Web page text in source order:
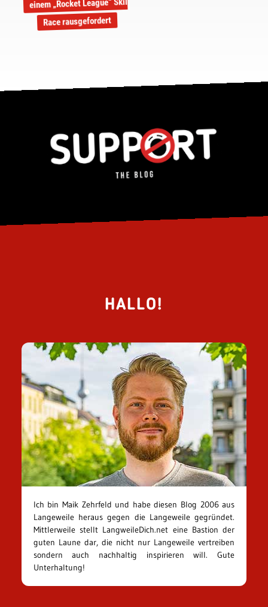
einem „Rocket League“ Skill
Race rausgefordert
HALLO!
Ich bin Maik Zehrfeld und habe diesen Blog 2006 aus
Langeweile heraus gegen die Langeweile gegründet.
Mittlerweile stellt LangweileDich.net eine Bastion der
guten Laune dar, die nicht nur Langeweile vertreiben
sondern auch nachhaltig inspirieren will. Gute
Unterhaltung!